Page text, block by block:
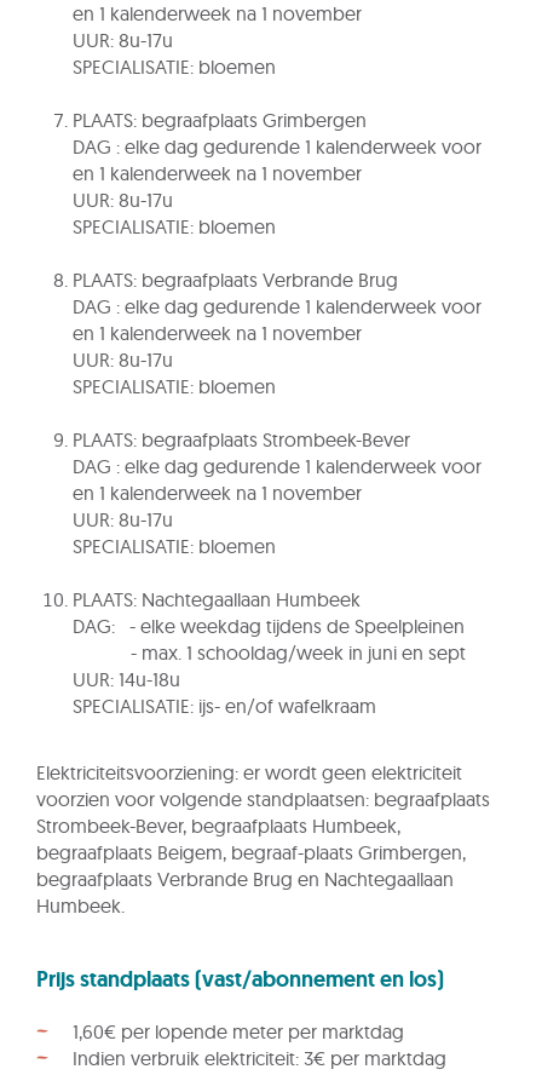
en 1 kalenderweek na 1 november
UUR: 8u-17u
SPECIALISATIE: bloemen
PLAATS: begraafplaats Grimbergen
DAG : elke dag gedurende 1 kalenderweek voor
en 1 kalenderweek na 1 november
UUR: 8u-17u
SPECIALISATIE: bloemen
PLAATS: begraafplaats Verbrande Brug
DAG : elke dag gedurende 1 kalenderweek voor
en 1 kalenderweek na 1 november
UUR: 8u-17u
SPECIALISATIE: bloemen
PLAATS: begraafplaats Strombeek-Bever
DAG : elke dag gedurende 1 kalenderweek voor
en 1 kalenderweek na 1 november
UUR: 8u-17u
SPECIALISATIE: bloemen
PLAATS: Nachtegaallaan Humbeek
DAG: - elke weekdag tijdens de Speelpleinen
- max. 1 schooldag/week in juni en sept
UUR: 14u-18u
SPECIALISATIE: ijs- en/of wafelkraam
Elektriciteitsvoorziening: er wordt geen elektriciteit
voorzien voor volgende standplaatsen: begraafplaats
Strombeek-Bever, begraafplaats Humbeek,
begraafplaats Beigem, begraaf-plaats Grimbergen,
begraafplaats Verbrande Brug en Nachtegaallaan
Humbeek.
Prijs standplaats (vast/abonnement en los)
1,60€ per lopende meter per marktdag
Indien verbruik elektriciteit: 3€ per marktdag